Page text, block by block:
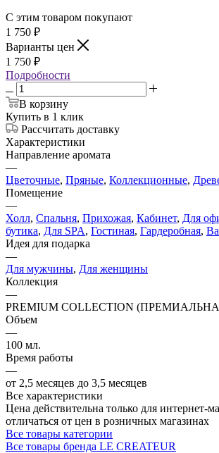
С этим товаром покупают
1 750 ₽
Варианты цен
1 750 ₽
Подробности
В корзину
Купить в 1 клик
Рассчитать доставку
Характеристики
Направление аромата
—
Цветочные, Пряные, Коллекционные,
Помещение
—
Холл, Спальня, Прихожая, Кабинет, Для
бутика, Для SPA, Гостиная, Гардеробная,
Идея для подарка
—
Для мужчины, Для женщины
Коллекция
—
PREMIUM COLLECTION
Объем
—
100 мл.
Время работы
—
от 2,5 месяцев до 3,5 месяцев
Все характеристики
Цена действительна только для интернет-
отличаться от цен в розничных магазинах
Все товары категории
Все товары бренда LE CREATEUR